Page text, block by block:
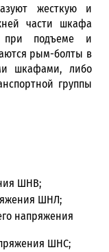
жесткую и
части шкафа
при подъеме и
рым-болты в
шкафами, либо
группы
ШНВ;
ШНЛ;
напряжения
ШНС;